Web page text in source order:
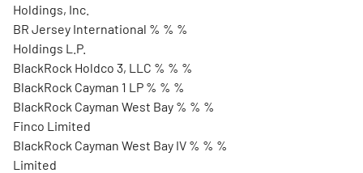
Holdings, Inc.
BR Jersey International % % %
Holdings L.P.
BlackRock Holdco 3, LLC % % %
BlackRock Cayman 1 LP % % %
BlackRock Cayman West Bay % % %
Finco Limited
BlackRock Cayman West Bay IV % % %
Limited